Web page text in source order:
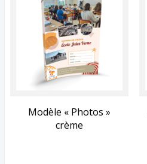
Modèle « Photos »
crème